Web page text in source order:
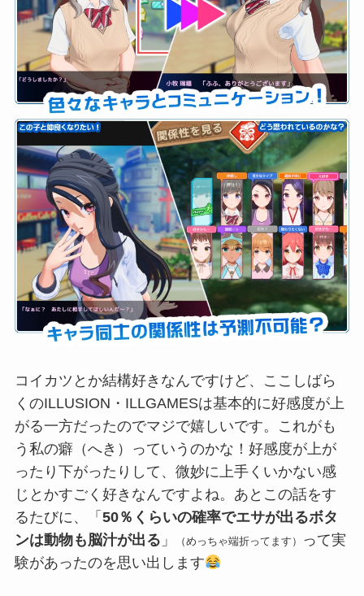
コイカツとか結構好きなんですけど、ここしばら
くのILLUSION・ILLGAMESは基本的に好感度が上
がる一方だったのでマジで嬉しいです。これがも
う私の癖（へき）っていうのかな！好感度が上が
ったり下がったりして、微妙に上手くいかない感
じとかすごく好きなんですよね。あとこの話をす
るたびに、「 50％くらいの確率でエサが出るボタ
ンは動物も脳汁が出る 」 （めっちゃ端折ってます）
って実
験があったのを思い出します